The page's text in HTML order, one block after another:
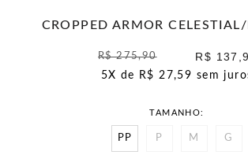
CROPPED ARMOR
R$ 275,90 R$
5X de R$ 27,59 sem
TAMANHO
PP P M G